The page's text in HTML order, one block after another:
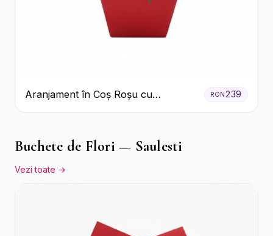
Aranjament în Coș Roșu cu
Trandafiri și Crizanteme Albe
RON239
Buchete de Flori — Saulesti
Vezi toate →